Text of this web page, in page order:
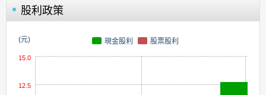
股利政策
(元) 現金股利 股票股利
12.5
15.0